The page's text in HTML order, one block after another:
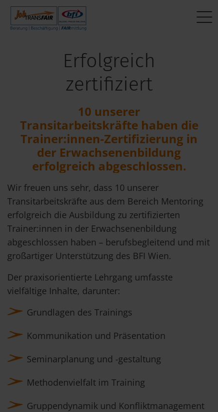
Erfolgreich
zertifiziert
10 unserer
Transitarbeitskräfte haben die
Trainer:innen-Zertifizierung in
der Erwachsenenbildung
erfolgreich abgeschlossen.
Wir freuen uns sehr, dass 10 unserer
Transitarbeitskräfte aus dem Bereich Mentoring
erfolgreich die Ausbildung zu zertifizierten
Trainer:innen in der Erwachsenenbildung
abgeschlossen haben – berufsbegleitend und mit
großartiger Unterstützung des BFI Wien.
Der praxisorientierte Lehrgang umfasste
vielfältige Inhalte, darunter:
Grundlagen des Trainings
Kommunikation und Präsentation
Seminarplanung und -gestaltung
Methodenvielfalt im Training
Gruppendynamik und Konfliktmanagement
Fragen & Antworten
Mein Weg zum Job